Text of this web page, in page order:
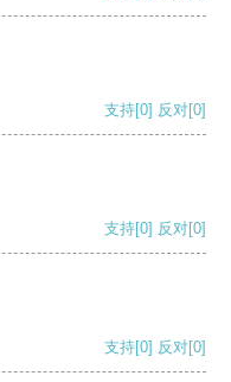
支持[0] 反对[0]
支持[0] 反对[0]
支持[0] 反对[0]